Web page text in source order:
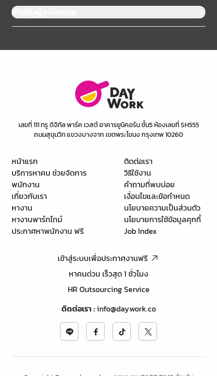
สำหรับผู้สมัครงาน
เลขที่ 111 ทรู ดิจิทัล พาร์ค เวสต์ อาคารยูนิคอร์น ชั้น5 ห้องเลขที่ SH555
ถนนสุขุมวิท แขวงบางจาก เขตพระโขนง กรุงเทพ 10260
หน้าแรก
บริการหาคน ช่วยจัดการ
พนักงาน
เกี่ยวกับเรา
หางาน
หางานพาร์ทไทม์
ประกาศหาพนักงาน ฟรี
ติดต่อเรา
วิธีใช้งาน
คำถามที่พบบ่อย
เงื่อนไขและข้อกำหนด
นโยบายความเป็นส่วนตัว
นโยบายการใช้ข้อมูลคุกกี้
Job Index
เข้าสู่ระบบเพื่อประกาศงานฟรี
หาคนด่วน เร็วสุด 1 ชั่วโมง
HR Outsourcing Service
ติดต่อเรา:info@daywork.co